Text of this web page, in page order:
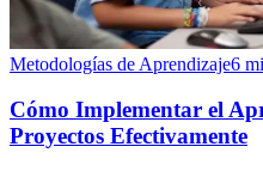
Metodologías de Aprendizaje6
Cómo Implementar el
Proyectos Efectivamente